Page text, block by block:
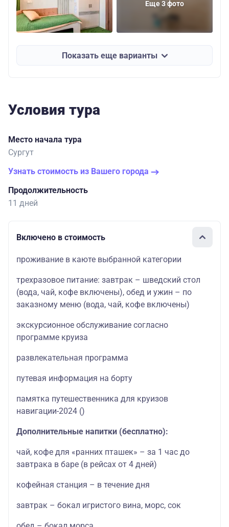
Еще 3 фото
Показать еще варианты
Условия тура
Место начала тура
Сургут
Узнать стоимость из Вашего города
Продолжительность
11 дней
Включено в стоимость
проживание в каюте выбранной категории
трехразовое питание: завтрак – шведский стол
(вода, чай, кофе включены), обед и ужин – по
заказному меню (вода, чай, кофе включены)
экскурсионное обслуживание согласно
программе круиза
развлекательная программа
путевая информация на борту
памятка путешественника для круизов
навигации-2024 ()
Дополнительные напитки (бесплатно):
чай, кофе для «ранних пташек» – за 1 час до
завтрака в баре (в рейсах от 4 дней)
кофейная станция – в течение дня
завтрак – бокал игристого вина, морс, сок